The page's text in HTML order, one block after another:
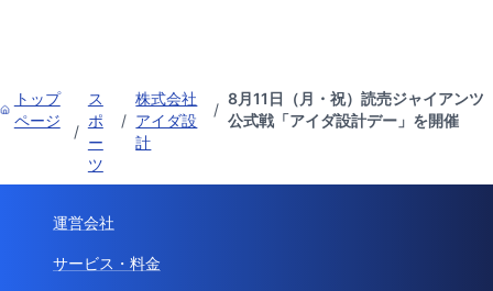
トップ
ページ
/
ス
ポ
ー
ツ
/
株式会社
アイダ設
計
/
8月11日（月・祝）読売ジャイアンツ
公式戦「アイダ設計デー」を開催
運営会社
サービス・料金